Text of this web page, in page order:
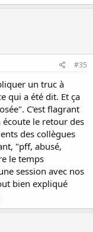
#35
un truc à
qui a été dit. Et ça
C'est flagrant
écoute le retour des
des collègues
"pff, abusé,
le temps
session avec nos
bien expliqué